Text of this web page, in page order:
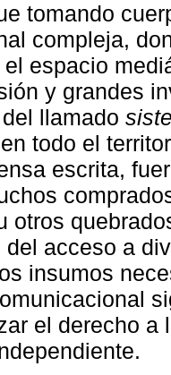
tomando
compleja,
espacio
y grandes
llamado
todo el
escrita,
otros
del acceso a
insumos
el derecho a